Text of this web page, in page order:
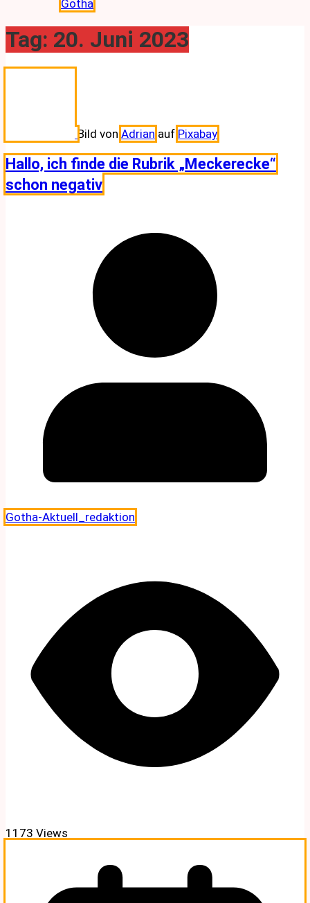
Gotha
Tag: 20. Juni 2023
Bild von Adrian auf Pixabay
Hallo, ich finde die Rubrik „Meckerecke“
schon negativ
Gotha-Aktuell_redaktion
1173 Views